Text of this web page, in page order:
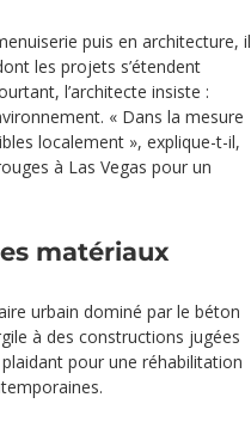
puis en architecture, il
les projets s’étendent
l’architecte insiste :
« Dans la mesure
localement », explique-t-il,
à Las Vegas pour un
matériaux
urbain dominé par le béton
à des constructions jugées
pour une réhabilitation